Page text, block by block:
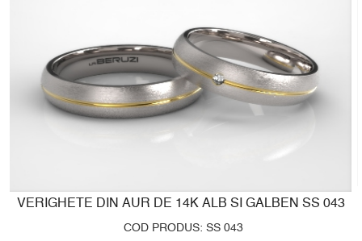
VERIGHETE DIN AUR DE 14K ALB SI GALBEN SS 043
COD PRODUS: SS 043